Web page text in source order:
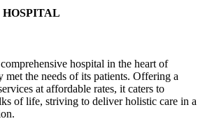
hospital in the heart of
met the needs of its patients. Offering a
at affordable rates, it caters to
of life, striving to deliver holistic care in a